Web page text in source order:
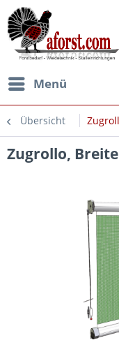
Menü
Übersicht
Zugrollo,